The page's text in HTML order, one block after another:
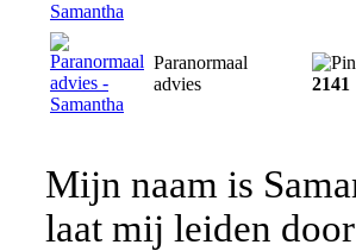
Paranormaal
advies
2141
Mijn naam is
laat mij leiden